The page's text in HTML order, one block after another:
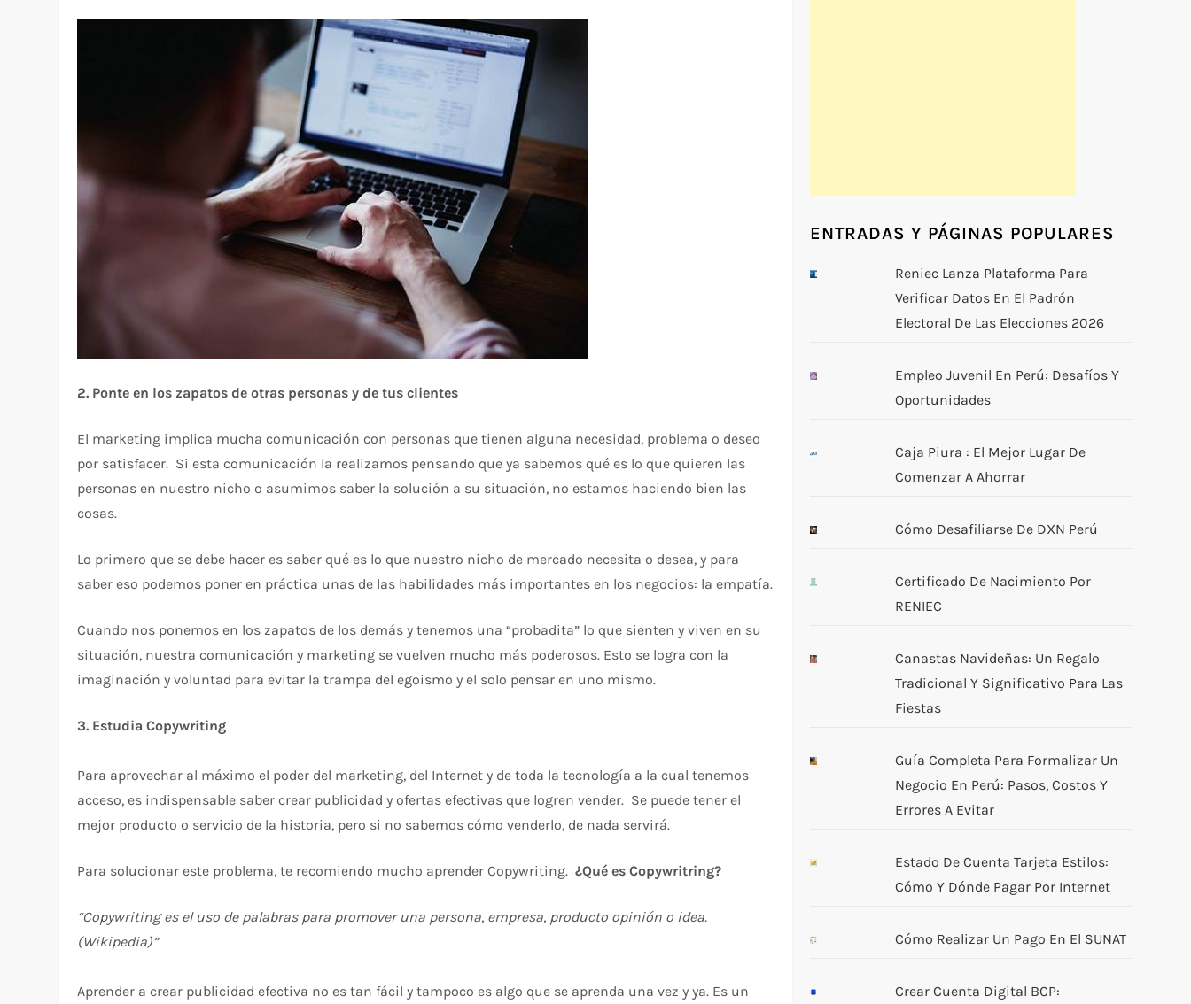
2. Ponte en los zapatos de otras personas y de tus clientes
El marketing implica mucha comunicación con personas que tienen alguna necesidad, problema o deseo
por satisfacer. Si esta comunicación la realizamos pensando que ya sabemos qué es lo que quieren las
personas en nuestro nicho o asumimos saber la solución a su situación, no estamos haciendo bien las
cosas.
Lo primero que se debe hacer es saber qué es lo que nuestro nicho de mercado necesita o desea, y para
saber eso podemos poner en práctica unas de las habilidades más importantes en los negocios: la empatía.
Cuando nos ponemos en los zapatos de los demás y tenemos una “probadita” lo que sienten y viven en su
situación, nuestra comunicación y marketing se vuelven mucho más poderosos. Esto se logra con la
imaginación y voluntad para evitar la trampa del egoismo y el solo pensar en uno mismo.
3. Estudia Copywriting
Para aprovechar al máximo el poder del marketing, del Internet y de toda la tecnología a la cual tenemos
acceso, es indispensable saber crear publicidad y ofertas efectivas que logren vender. Se puede tener el
mejor producto o servicio de la historia, pero si no sabemos cómo venderlo, de nada servirá.
Para solucionar este problema, te recomiendo mucho aprender Copywriting.¿Qué es Copywritring?
“Copywriting es el uso de palabras para promover una persona, empresa, producto opinión o idea.
(Wikipedia)”
Aprender a crear publicidad efectiva no es tan fácil y tampoco es algo que se aprenda una vez y ya. Es un
ENTRADAS Y PÁGINAS POPULARES
Reniec Lanza Plataforma Para
Verificar Datos En El Padrón
Electoral De Las Elecciones 2026
Empleo Juvenil En Perú: Desafíos Y
Oportunidades
Caja Piura : El Mejor Lugar De
Comenzar A Ahorrar
Cómo Desafiliarse De DXN Perú
Certificado De Nacimiento Por
RENIEC
Canastas Navideñas: Un Regalo
Tradicional Y Significativo Para Las
Fiestas
Guía Completa Para Formalizar Un
Negocio En Perú: Pasos, Costos Y
Errores A Evitar
Estado De Cuenta Tarjeta Estilos:
Cómo Y Dónde Pagar Por Internet
Cómo Realizar Un Pago En El SUNAT
Crear Cuenta Digital BCP: